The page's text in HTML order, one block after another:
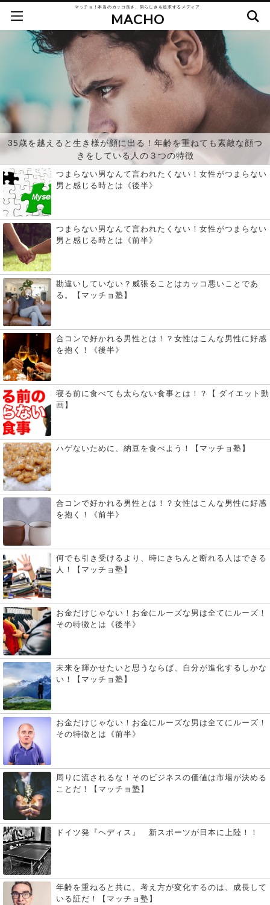
マッチョ！本当のカッコ良さ、男らしさを追求するメディア
MACHO
35歳を越えると生き様が顔に出る！年齢を重ねても素敵な顔つ
きをしている人の３つの特徴
つまらない男なんて言われたくない！女性がつまらない
男と感じる時とは《後半》
つまらない男なんて言われたくない！女性がつまらない
男と感じる時とは《前半》
勘違いしていない？威張ることはカッコ悪いことであ
る。【マッチョ塾】
合コンで好かれる男性とは！？女性はこんな男性に好感
を抱く！《後半》
寝る前に食べても太らない食事とは！？【 ダイエット動
画】
ハゲないために、納豆を食べよう！【マッチョ塾】
合コンで好かれる男性とは！？女性はこんな男性に好感
を抱く！《前半》
何でも引き受けるより、時にきちんと断れる人はできる
人！【マッチョ塾】
お金だけじゃない！お金にルーズな男は全てにルーズ！
その特徴とは《後半》
未来を輝かせたいと思うならば、自分が進化するしかな
い！【マッチョ塾】
お金だけじゃない！お金にルーズな男は全てにルーズ！
その特徴とは《前半》
周りに流されるな！そのビジネスの価値は市場が決める
ことだ！【マッチョ塾】
ドイツ発『ヘディス』 新スポーツが日本に上陸！！
年齢を重ねると共に、考え方が変化するのは、成長して
いる証だ！【マッチョ塾】